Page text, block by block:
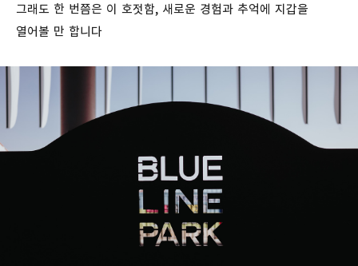
그래도 한 번쯤은 이 호젓함, 새로운 경험과 추억에 지갑을
열어볼 만 합니다